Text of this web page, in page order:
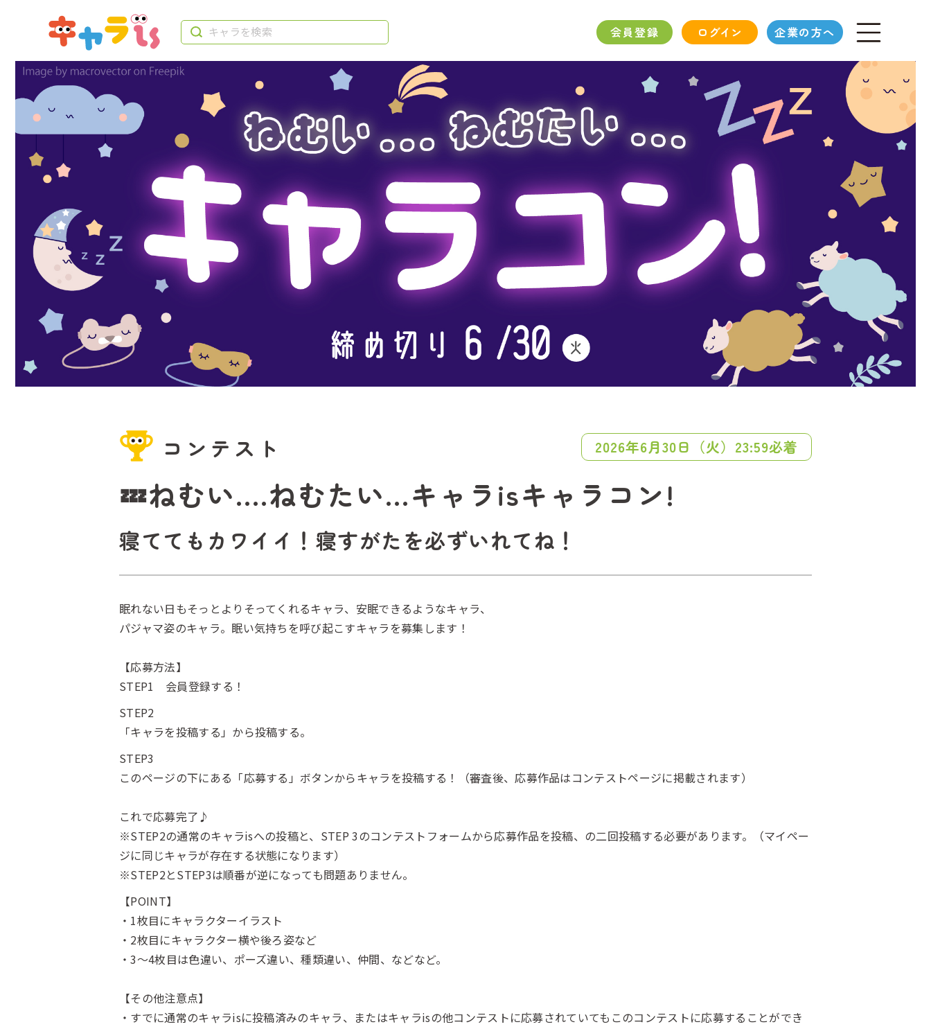
会員登録 ログイン 企業の方へ
コンテスト 2026年6月30日（火）23:59必着
💤ねむい....ねむたい...キャラisキャラコン!
寝ててもカワイイ！寝すがたを必ずいれてね！
眠れない日もそっとよりそってくれるキャラ、安眠できるようなキャラ、
パジャマ姿のキャラ。眠い気持ちを呼び起こすキャラを募集します！
【応募方法】
STEP1 会員登録する！
STEP2
「キャラを投稿する」から投稿する。
STEP3
このページの下にある「応募する」ボタンからキャラを投稿する！（審査後、応募作品はコンテストページに掲載されます）
これで応募完了♪
※STEP2の通常のキャラisへの投稿と、STEP 3のコンテストフォームから応募作品を投稿、の二回投稿する必要があります。（マイペー
ジに同じキャラが存在する状態になります）
※STEP2とSTEP3は順番が逆になっても問題ありません。
【POINT】
・1枚目にキャラクターイラスト
・2枚目にキャラクター横や後ろ姿など
・3～4枚目は色違い、ポーズ違い、種類違い、仲間、などなど。
【その他注意点】
・すでに通常のキャラisに投稿済みのキャラ、またはキャラisの他コンテストに応募されていてもこのコンテストに応募することができ